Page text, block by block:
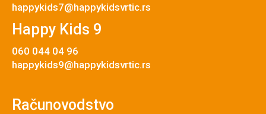
happykids7@happykidsvrtic.rs
Happy Kids 9
060 044 04 96
happykids9@happykidsvrtic.rs
Računovodstvo